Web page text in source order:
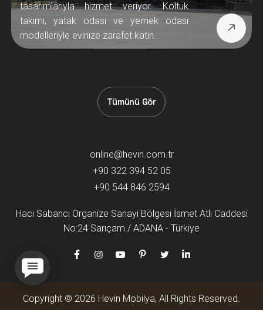
tasarımlarıyla hizmet veriyor. Koltuk
takımı, yatak odası ve yemek odası
modelleriyle evinize zarafet katın.
Tümünü Gör
online@hevin.com.tr
+90 322 394 52 05
+90 544 846 2594
Hacı Sabancı Organize Sanayi Bölgesi İsmet Atlı Caddesi
No:24 Sarıçam / ADANA - Türkiye
Copyright © 2026 Hevin Mobilya, All Rights Reserved.